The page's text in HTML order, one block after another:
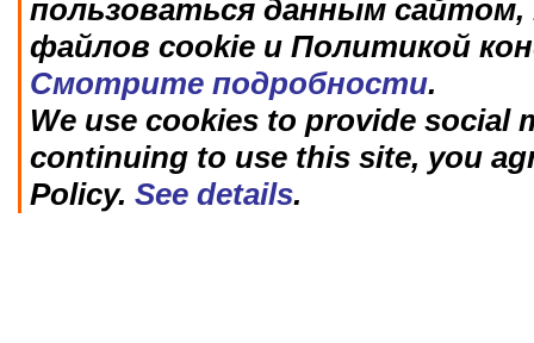
пользоваться данным
файлов cookie и Политикой
Смотрите подробности.
We use cookies to provide social
continuing to use this site, you
Policy. See details.